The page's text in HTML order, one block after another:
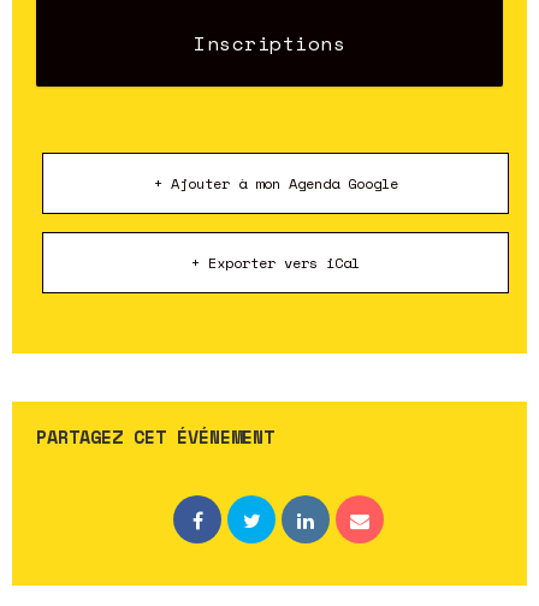
Inscriptions
+ Ajouter à mon Agenda Google
+ Exporter vers iCal
PARTAGEZ CET ÉVÉNEMENT